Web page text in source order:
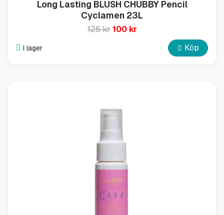
Long Lasting BLUSH CHUBBY Pencil
Cyclamen 23L
125 kr 100 kr
I lager Köp